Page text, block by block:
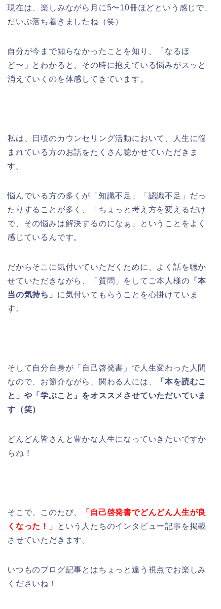
現在は、楽しみながら月に5〜10冊ほどという感じで、
だいぶ落ち着きましたね（笑）
自分が今まで知らなかったことを知り、「なるほ
ど〜」とわかると、その時に抱えている悩みがスッと
消えていくのを体感してきています。
私は、日頃のカウンセリング活動において、人生に悩
まれている方のお話をたくさん聴かせていただきま
す。
悩んでいる方の多くが「知識不足」「認識不足」だっ
たりすることが多く、「ちょっと考え方を変えるだけ
で、その悩みは解決するのになぁ」ということをよく
感じているんです。
だからそこに気付いていただくために、よく話を聴か
せていただきながら、「質問」をしてご本人様の 「本
当の気持ち」 に気付いてもらうことを心掛けていま
す。
そして自分自身が「自己啓発書」で人生変わった人間
なので、お節介ながら、関わる人には、
「本を読むこ
と」や「学ぶこと」をオススメさせていただいていま
す（笑）
どんどん皆さんと豊かな人生になっていきたいですか
らね！
そこで、このたび、
「自己啓発書でどんどん人生が良
くなった！」
という人たちのインタビュー記事を掲載
させていただきます。
いつものブログ記事とはちょっと違う視点でお楽しみ
くださいね！